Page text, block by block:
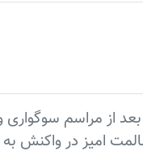
از مراسم
امیز در واکنش به